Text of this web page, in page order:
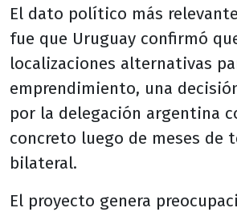
El dato político más
fue que Uruguay confirmó
localizaciones alternativas
emprendimiento, una
por la delegación argentina
concreto luego de meses de
bilateral.
El proyecto genera